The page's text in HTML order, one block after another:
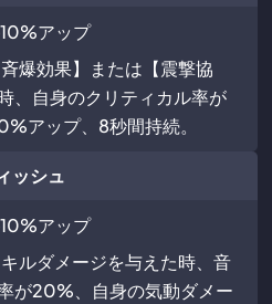
アップ
爆効果】または【震撃協
、自身のクリティカル率が
アップ、8秒間持続。
ッシュ
アップ
ルダメージを与えた時、音
が20%、自身の気動ダメー